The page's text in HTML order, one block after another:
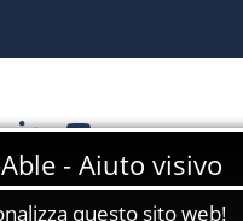
LinkedinYouTube Cerca